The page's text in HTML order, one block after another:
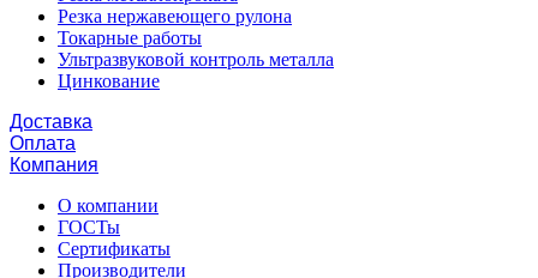
Резка нержавеющего рулона
Токарные работы
Ультразвуковой контроль металла
Цинкование
Доставка
Оплата
Компания
О компании
ГОСТы
Сертификаты
Производители